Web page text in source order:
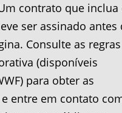
contrato que inclua
ser assinado antes
Consulte as
(disponíveis
para obter as
entre em contato